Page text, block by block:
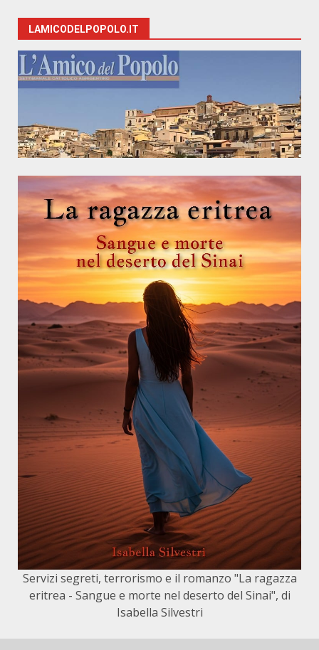
LAMICODELPOPOLO.IT
Servizi segreti, terrorismo e il romanzo "La ragazza
eritrea - Sangue e morte nel deserto del Sinai", di
Isabella Silvestri